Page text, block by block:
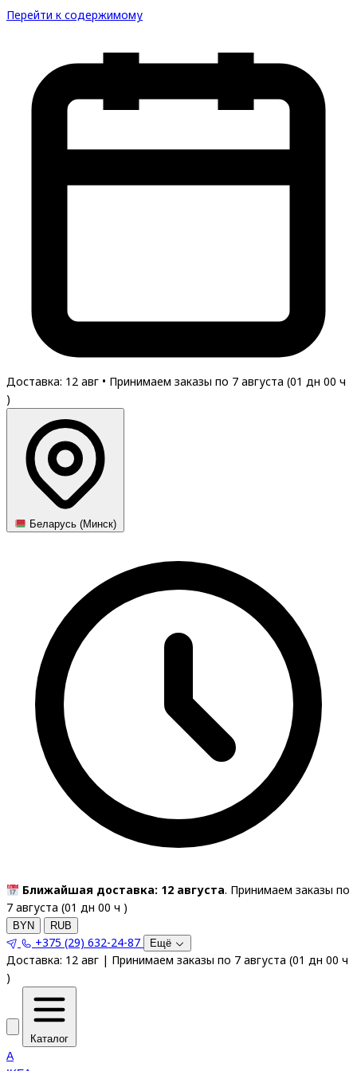
Перейти к содержимому
Доставка: 12 авг • Принимаем заказы по 7 августа (01 дн 00 ч
)
Беларусь (Минск)
Ближайшая доставка: 12 августа. Принимаем заказы по
7 августа (01 дн 00 ч )
BYN RUB
+375 (29) 632-24-87 Ещё
Доставка: 12 авг | Принимаем заказы по 7 августа (01 дн 00 ч
)
Каталог
A